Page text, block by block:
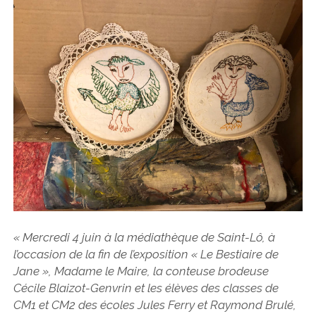
« Mercredi 4 juin à la médiathèque de Saint-Lô, à
l’occasion de la fin de l’exposition « Le Bestiaire de
Jane », Madame le Maire, la conteuse brodeuse
Cécile Blaizot-Genvrin et les élèves des classes de
CM1 et CM2 des écoles Jules Ferry et Raymond Brulé,